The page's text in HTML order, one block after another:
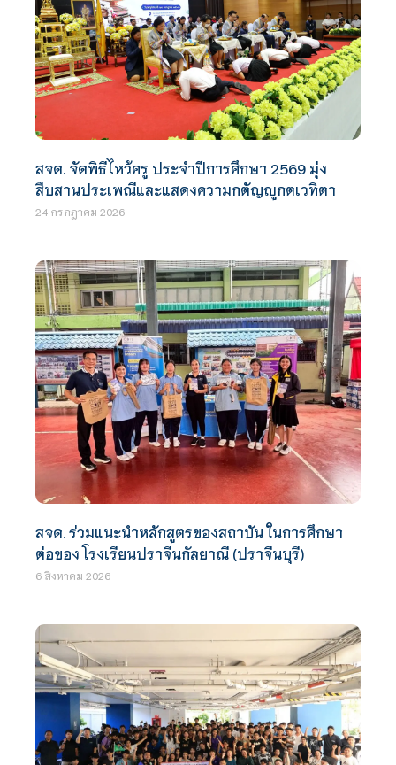
สจด. จัดพิธีไหว้ครู ประจำปีการศึกษา 2569 มุ่ง
สืบสานประเพณีและแสดงความกตัญญูกตเวทิตา
24 กรกฎาคม 2026
สจด. ร่วมแนะนำหลักสูตรของสถาบัน ในการศึกษา
ต่อของ โรงเรียนปราจีนกัลยาณี (ปราจีนบุรี)
6 สิงหาคม 2026